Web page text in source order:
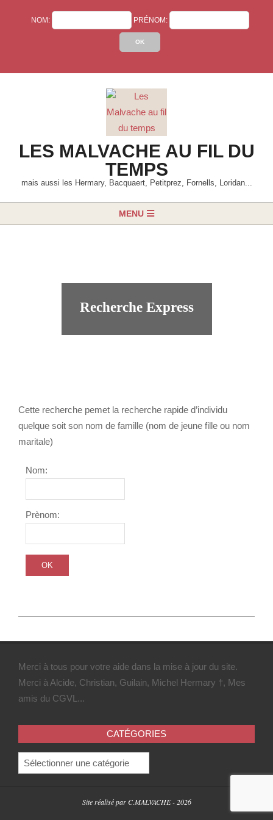
NOM: PRÉNOM:
LES MALVACHE AU FIL DU
TEMPS
mais aussi les Hermary, Bacquaert, Petitprez, Fornells, Loridan...
Navigation
MENU
Recherche Express
Cette recherche pemet la recherche rapide d’individu
quelque soit son nom de famille (nom de jeune fille ou nom
maritale)
Nom:
Prènom:
07-
Merci à tous pour votre aide dans la mise à jour du site.
Merci à Alcide, Christian, Guilain, Michel Hermary †, Mes
amis du CGVL...
CATÉGORIES
Catégories
Site réalisé par C.MALVACHE - 2026